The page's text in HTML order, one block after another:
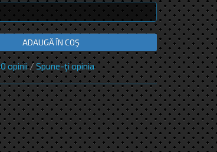
ADAUGĂ ÎN COŞ
0 opinii/Spune-ţi opinia